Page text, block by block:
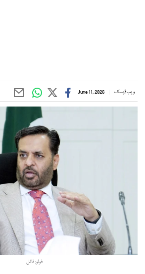
ویب ڈیسک June 11, 2026
فوٹو: فائل